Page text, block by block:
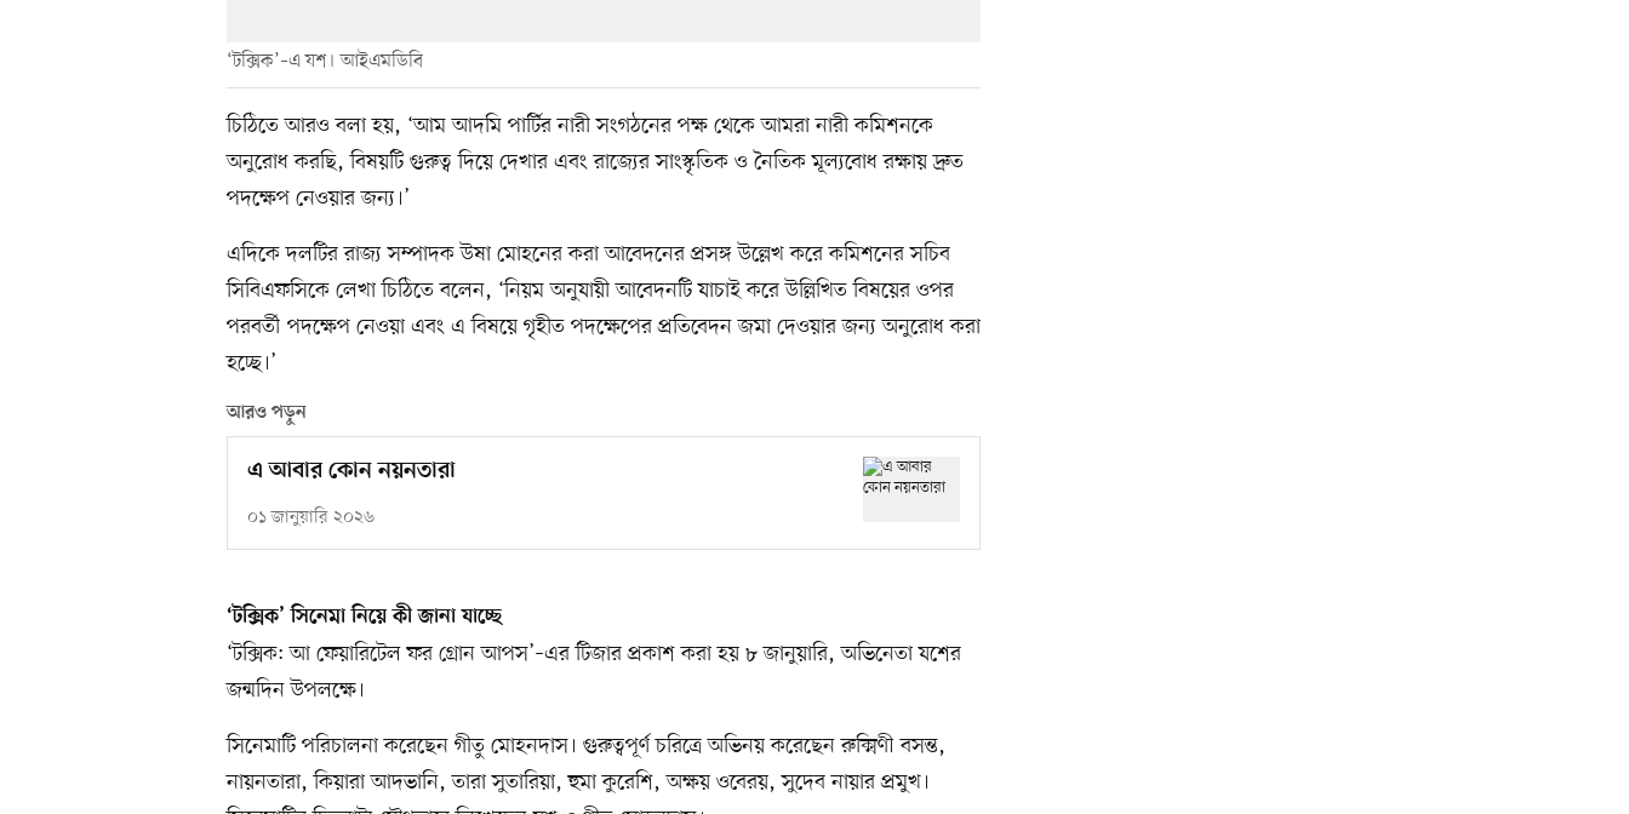
‘টক্সিক’–এ যশ। আইএমডিবি
চিঠিতে আরও বলা হয়, ‘আম আদমি পার্টির নারী সংগঠনের পক্ষ থেকে আমরা নারী কমিশনকে
অনুরোধ করছি, বিষয়টি গুরুত্ব দিয়ে দেখার এবং রাজ্যের সাংস্কৃতিক ও নৈতিক মূল্যবোধ রক্ষায় দ্রুত
পদক্ষেপ নেওয়ার জন্য।’
এদিকে দলটির রাজ্য সম্পাদক উষা মোহনের করা আবেদনের প্রসঙ্গ উল্লেখ করে কমিশনের সচিব
সিবিএফসিকে লেখা চিঠিতে বলেন, ‘নিয়ম অনুযায়ী আবেদনটি যাচাই করে উল্লিখিত বিষয়ের ওপর
পরবর্তী পদক্ষেপ নেওয়া এবং এ বিষয়ে গৃহীত পদক্ষেপের প্রতিবেদন জমা দেওয়ার জন্য অনুরোধ করা
হচ্ছে।’
আরও পড়ুন
এ আবার কোন নয়নতারা
০১ জানুয়ারি ২০২৬
‘টক্সিক’ সিনেমা নিয়ে কী জানা যাচ্ছে
‘টক্সিক: আ ফেয়ারিটেল ফর গ্রোন আপস’–এর টিজার প্রকাশ করা হয় ৮ জানুয়ারি, অভিনেতা যশের
জন্মদিন উপলক্ষে।
সিনেমাটি পরিচালনা করেছেন গীতু মোহনদাস। গুরুত্বপূর্ণ চরিত্রে অভিনয় করেছেন রুক্মিণী বসন্ত,
নায়নতারা, কিয়ারা আদভানি, তারা সুতারিয়া, হুমা কুরেশি, অক্ষয় ওবেরয়, সুদেব নায়ার প্রমুখ।